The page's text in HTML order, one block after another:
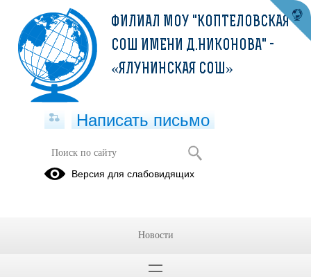
ПРОТИВОДЕЙСТВИЕ КОРРУПЦИИ
ФИЛИАЛ МОУ "КОПТЕЛОВСКАЯ
СОШ ИМЕНИ Д.НИКОНОВА" -
«ЯЛУНИНСКАЯ СОШ»
Написать письмо
Версия для слабовидящих
Новости